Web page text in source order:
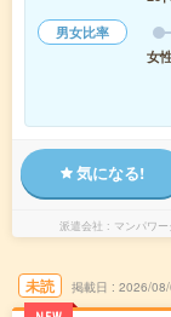
男女比率
女
気になる!
派遣会社 マンパワ
未読 掲載日 2026/